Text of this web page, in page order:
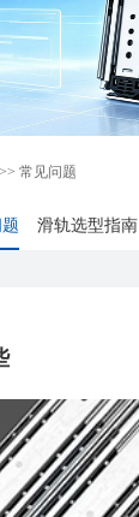
滑轨选型指南
>> 常见问题